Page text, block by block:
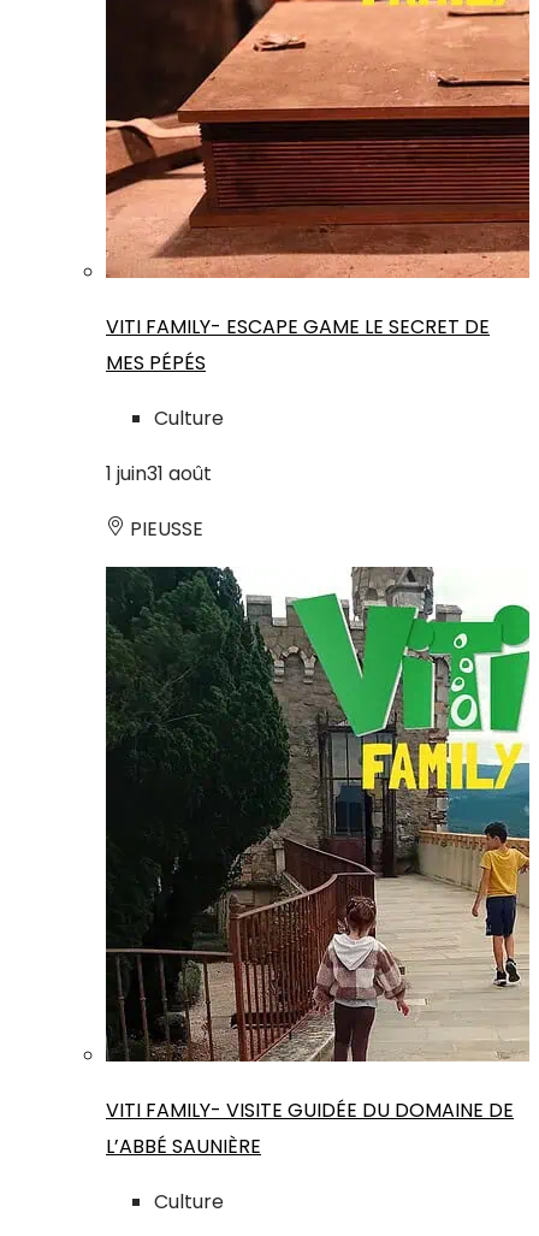
VITI FAMILY- ESCAPE GAME LE SECRET DE
MES PÉPÉS
Culture
1 juin31 août
PIEUSSE
VITI FAMILY- VISITE GUIDÉE DU DOMAINE DE
L’ABBÉ SAUNIÈRE
Culture